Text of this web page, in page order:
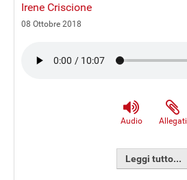
Irene Criscione
08 Ottobre 2018
Audio Allegati
Leggi tutto...